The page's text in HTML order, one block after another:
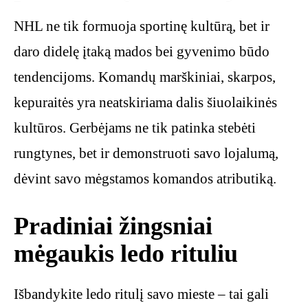
NHL ne tik formuoja sportinę kultūrą, bet ir
daro didelę įtaką mados bei gyvenimo būdo
tendencijoms. Komandų marškiniai, skarpos,
kepuraitės yra neatskiriama dalis šiuolaikinės
kultūros. Gerbėjams ne tik patinka stebėti
rungtynes, bet ir demonstruoti savo lojalumą,
dėvint savo mėgstamos komandos atributiką.
Pradiniai žingsniai
mėgaukis ledo rituliu
Išbandykite ledo ritulį savo mieste – tai gali